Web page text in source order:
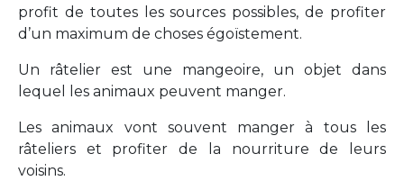
profit de toutes les sources possibles, de profiter
d’un maximum de choses égoïstement.
Un râtelier est une mangeoire, un objet dans
lequel les animaux peuvent manger.
Les animaux vont souvent manger à tous les
râteliers et profiter de la nourriture de leurs
voisins.